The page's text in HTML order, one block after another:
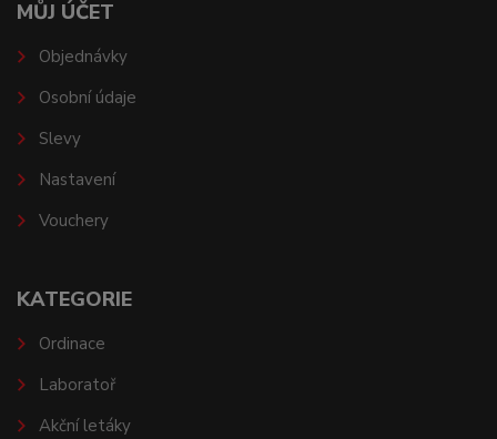
MŮJ ÚČET
Objednávky
Osobní údaje
Slevy
Nastavení
Vouchery
KATEGORIE
Ordinace
Laboratoř
Akční letáky